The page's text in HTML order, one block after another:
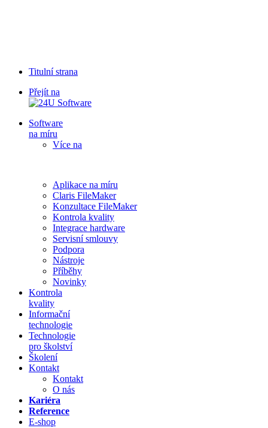
Titulní strana
Přejít na
Software
na míru
Více na
Aplikace na míru
Claris FileMaker
Konzultace FileMaker
Kontrola kvality
Integrace hardware
Servisní smlouvy
Podpora
Nástroje
Příběhy
Novinky
Kontrola
kvality
Informační
technologie
Technologie
pro školství
Školení
Kontakt
Kontakt
O nás
Kariéra
Reference
E-shop